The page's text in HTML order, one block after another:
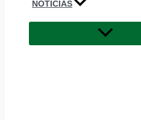
NOTICIAS